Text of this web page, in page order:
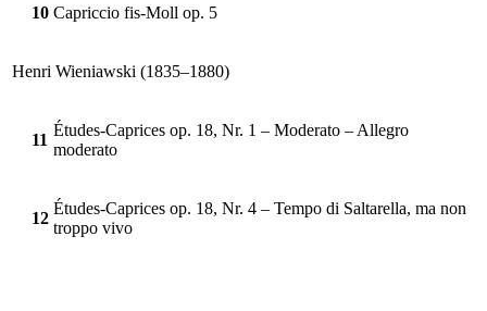
10 Capriccio fis-Moll op. 5
Henri Wieniawski (1835–1880)
11
Études-Caprices op. 18, Nr. 1 – Moderato – Allegro
moderato
12
Études-Caprices op. 18, Nr. 4 – Tempo di Saltarella, ma non
troppo vivo